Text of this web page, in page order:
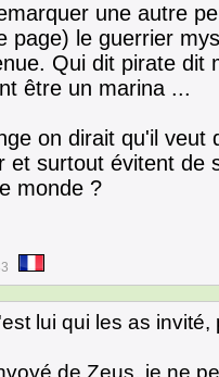
une autre
page) le guerrier
Qui dit pirate dit
être un marina ...
on dirait qu'il
et surtout évitent de
monde ?
lui qui les as
de Zeus, je ne